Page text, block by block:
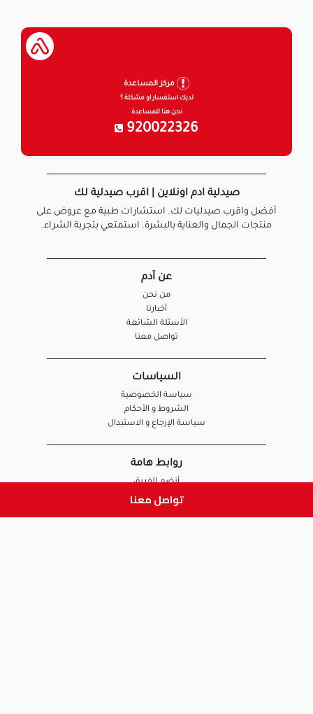
تواصل معنا
مركز المساعدة
لديك استفسار او مشكلة ؟
نحن هنا للمساعدة
920022326
صيدلية ادم اونلاين | اقرب صيدلية لك
أفضل واقرب صيدليات لك. استشارات طبية مع عروض على
منتجات الجمال والعناية بالبشرة. استمتعي بتجربة الشراء.
عن آدم
من نحن
أخبارنا
الأسئلة الشائعة
تواصل معنا
السياسات
سياسة الخصوصية
الشروط و الأحكام
سياسة الإرجاع و الاستبدال
روابط هامة
أنضم للفريق
نصائح آدم